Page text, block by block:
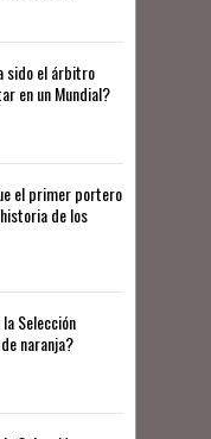
sido el árbitro
en un Mundial?
el primer portero
de los
Selección
naranja?